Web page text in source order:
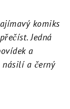
komiks
Jedná
a
a černý